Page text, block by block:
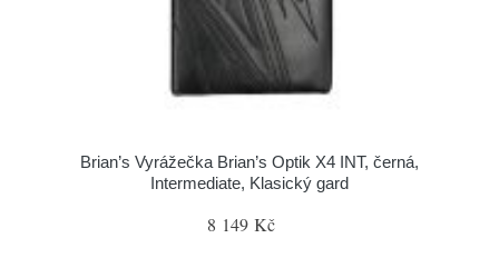
Brian’s Vyrážečka Brian’s Optik X4 INT, černá,
Intermediate, Klasický gard
8 149 Kč